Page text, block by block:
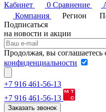
Кабинет
0 Сравнение
Компания
Регион
Подписаться
на новости и акции
Продолжая, вы соглашаетесь
конфиденциальности
+7 916 461-56-13
+7 916 461-56-13
Заказать звонок